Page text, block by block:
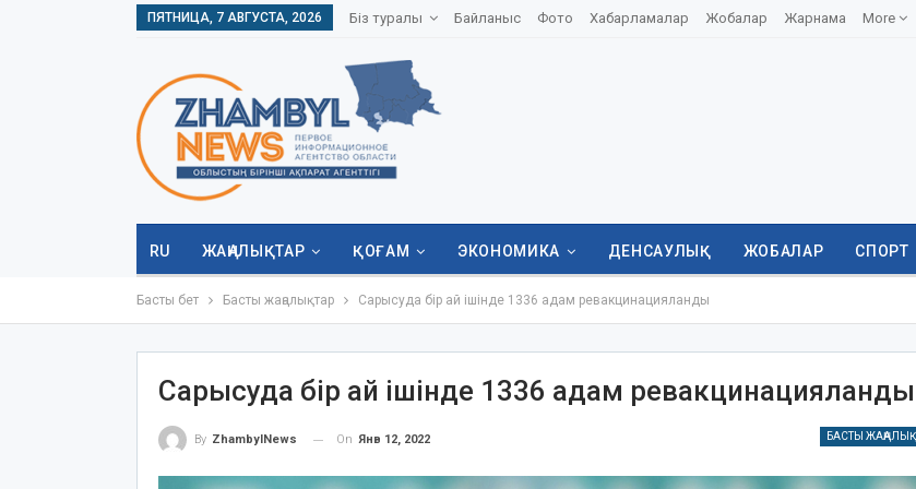
ПЯТНИЦА, 7 АВГУСТА, 2026 Біз туралы Байланыс Фото Хабарламалар Жобалар Жарнама More
RU ЖАҢАЛЫҚТАР ҚОҒАМ ЭКОНОМИКА ДЕНСАУЛЫҚ ЖОБАЛАР СПОРТ
Басты бет Басты жаңалықтар Сарысуда бір ай ішінде 1336 адам ревакцинацияланды
Сарысуда бір ай ішінде 1336 адам ревакцинацияланды
БАСТЫ
By ZhambylNews On Янв 12, 2022